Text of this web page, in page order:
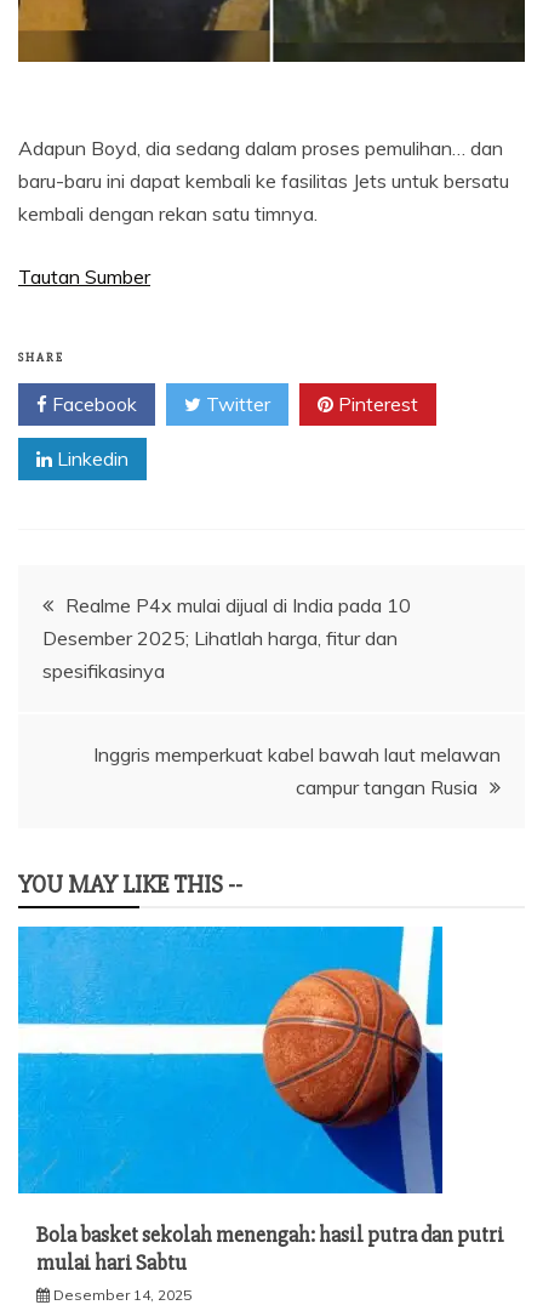
Adapun Boyd, dia sedang dalam proses pemulihan… dan
baru-baru ini dapat kembali ke fasilitas Jets untuk bersatu
kembali dengan rekan satu timnya.
Tautan Sumber
SHARE
Facebook Twitter Pinterest
Linkedin
Navigasi
pos
Realme P4x mulai dijual di India pada 10
Desember 2025; Lihatlah harga, fitur dan
spesifikasinya
Inggris memperkuat kabel bawah laut melawan
campur tangan Rusia
YOU MAY LIKE THIS --
Bola basket sekolah menengah: hasil putra dan putri
mulai hari Sabtu
Desember 14, 2025